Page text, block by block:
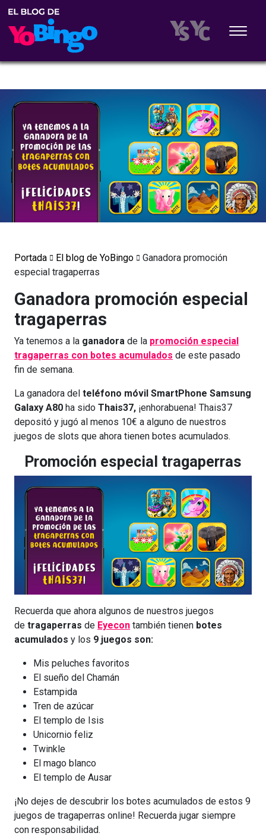
Portada El blog de YoBingo
Ganadora promoción
especial tragaperras
Ganadora promoción especial
tragaperras
Ya tenemos a la ganadora de la promoción especial
tragaperras con botes acumulados de este pasado
fin de semana.
La ganadora del teléfono móvil SmartPhone Samsung
Galaxy A80 ha sido Thais37, ¡enhorabuena! Thais37
depositó y jugó al menos 10€ a alguno de nuestros
juegos de slots que ahora tienen botes acumulados.
Promoción especial tragaperras
Recuerda que ahora algunos de nuestros juegos
de tragaperras de Eyecon también tienen botes
acumulados y los 9 juegos son:
Mis peluches favoritos
El sueño del Chamán
Estampida
Tren de azúcar
El templo de Isis
Unicornio feliz
Twinkle
El mago blanco
El templo de Ausar
¡No dejes de descubrir los botes acumulados de estos 9
juegos de tragaperras online! Recuerda jugar siempre
con responsabilidad.